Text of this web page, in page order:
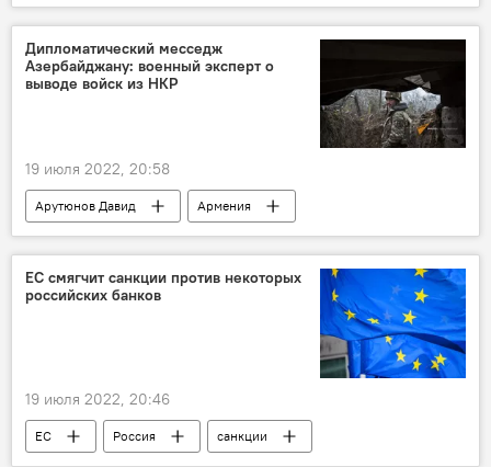
Россия
Турция
Нагорный Карабах
Сирия
Дипломатический месседж
Азербайджану: военный эксперт о
выводе войск из НКР
19 июля 2022, 20:58
Арутюнов Давид
Армения
Нагорный Карабах
Политика
войска
ЕС смягчит санкции против некоторых
российских банков
19 июля 2022, 20:46
ЕС Россия санкции